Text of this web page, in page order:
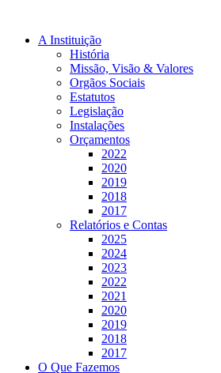
A Instituição
História
Missão, Visão & Valores
Orgãos Sociais
Estatutos
Legislação
Instalações
Orçamentos
2022
2020
2019
2018
2017
Relatórios e Contas
2025
2024
2023
2022
2021
2020
2019
2018
2017
O Que Fazemos